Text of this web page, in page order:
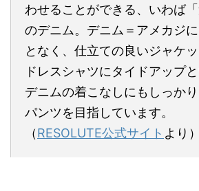
わせることができる、いわば
のデニム。デニム＝アメカジ
となく、仕立ての良いジャケッ
ドレスシャツにタイドアップ
デニムの着こなしにもしっか
パンツを目指しています。
（RESOLUTE公式サイト より）